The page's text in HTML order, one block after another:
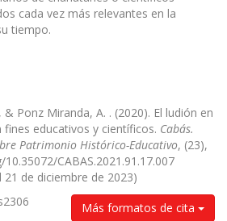
cada vez más relevantes en la
tiempo.
& Ponz Miranda, A. . (2020). El ludión en
educativos y científicos. Cabás.
Patrimonio Histórico-Educativo, (23),
CABAS.2021.91.17.007
de diciembre de 2023)
Más formatos de cita